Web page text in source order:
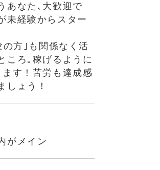
あなた､大歓迎で
未経験からスター
方｣も関係なく活
ころ｡稼げるように
す！苦労も達成感
しょう！
がメイン